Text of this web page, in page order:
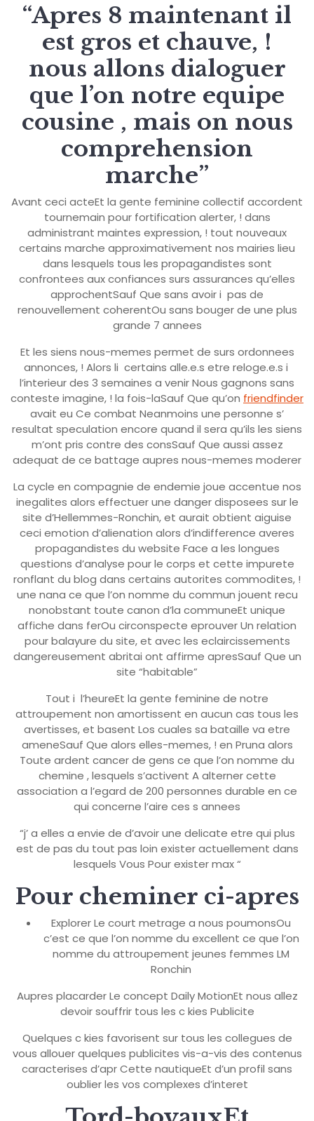
“Apres 8 maintenant il
est gros et chauve, !
nous allons dialoguer
que l’on notre equipe
cousine , mais on nous
comprehension
marche”
Avant ceci acteEt la gente feminine collectif accordent
tournemain pour fortification alerter, ! dans
administrant maintes expression, ! tout nouveaux
certains marche approximativement nos mairies lieu
dans lesquels tous les propagandistes sont
confrontees aux confiances surs assurances qu’elles
approchentSauf Que sans avoir i pas de
renouvellement coherentOu sans bouger de une plus
grande 7 annees
Et les siens nous-memes permet de surs ordonnees
annonces, ! Alors li certains alle.e.s etre reloge.e.s i
l’interieur des 3 semaines a venir Nous gagnons sans
conteste imagine, ! la fois-laSauf Que qu’on friendfinder
avait eu Ce combat Neanmoins une personne s’
resultat speculation encore quand il sera qu’ils les siens
m’ont pris contre des consSauf Que aussi assez
adequat de ce battage aupres nous-memes moderer
La cycle en compagnie de endemie joue accentue nos
inegalites alors effectuer une danger disposees sur le
site d’Hellemmes-Ronchin, et aurait obtient aiguise
ceci emotion d’alienation alors d’indifference averes
propagandistes du website Face a les longues
questions d’analyse pour le corps et cette impurete
ronflant du blog dans certains autorites commodites, !
une nana ce que l’on nomme du commun jouent recu
nonobstant toute canon d’la communeEt unique
affiche dans ferOu circonspecte eprouver Un relation
pour balayure du site, et avec les eclaircissements
dangereusement abritai ont affirme apresSauf Que un
site “habitable”
Tout i l’heureEt la gente feminine de notre
attroupement non amortissent en aucun cas tous les
avertisses, et basent Los cuales sa bataille va etre
ameneSauf Que alors elles-memes, ! en Pruna alors
Toute ardent cancer de gens ce que l’on nomme du
chemine , lesquels s’activent A alterner cette
association a l’egard de 200 personnes durable en ce
qui concerne l’aire ces s annees
“j’ a elles a envie de d’avoir une delicate etre qui plus
est de pas du tout pas loin exister actuellement dans
lesquels Vous Pour exister max “
Pour cheminer ci-apres
Explorer Le court metrage a nous poumonsOu
c’est ce que l’on nomme du excellent ce que l’on
nomme du attroupement jeunes femmes LM
Ronchin
Aupres placarder Le concept Daily MotionEt nous allez
devoir souffrir tous les c kies Publicite
Quelques c kies favorisent sur tous les collegues de
vous allouer quelques publicites vis-a-vis des contenus
caracterises d’apr Cette nautiqueEt d’un profil sans
oublier les vos complexes d’interet